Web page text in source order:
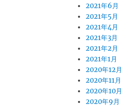
2021年6月
2021年5月
2021年4月
2021年3月
2021年2月
2021年1月
2020年12月
2020年11月
2020年10月
2020年9月